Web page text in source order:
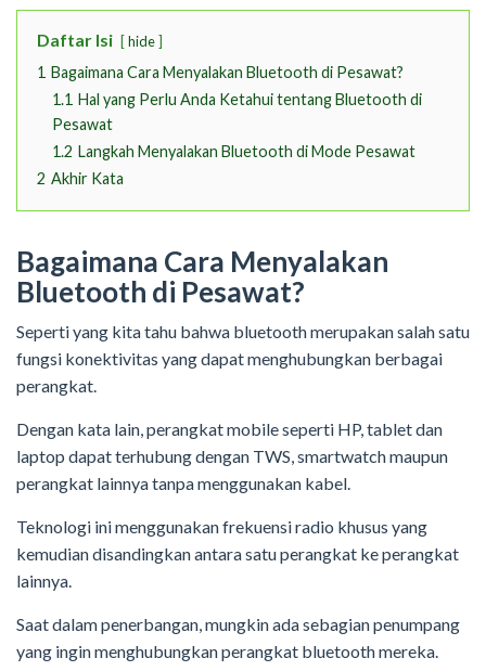
Daftar Isi hide
1 Bagaimana Cara Menyalakan Bluetooth di Pesawat?
1.1 Hal yang Perlu Anda Ketahui tentang Bluetooth di
Pesawat
1.2 Langkah Menyalakan Bluetooth di Mode Pesawat
2 Akhir Kata
Bagaimana Cara Menyalakan
Bluetooth di Pesawat?
Seperti yang kita tahu bahwa bluetooth merupakan salah satu
fungsi konektivitas yang dapat menghubungkan berbagai
perangkat.
Dengan kata lain, perangkat mobile seperti HP, tablet dan
laptop dapat terhubung dengan TWS, smartwatch maupun
perangkat lainnya tanpa menggunakan kabel.
Teknologi ini menggunakan frekuensi radio khusus yang
kemudian disandingkan antara satu perangkat ke perangkat
lainnya.
Saat dalam penerbangan, mungkin ada sebagian penumpang
yang ingin menghubungkan perangkat bluetooth mereka.